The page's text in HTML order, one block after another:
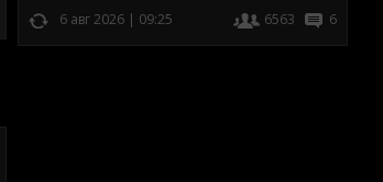
6 авг 2026 | 09:25 6563 6